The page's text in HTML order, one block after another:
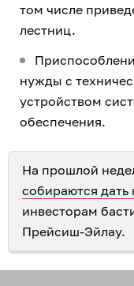
том числе
лестниц.
нужды с
устройством
обеспечения.
На прошлой
собираются дать
инвесторам
Прейсиш-Эйлау.